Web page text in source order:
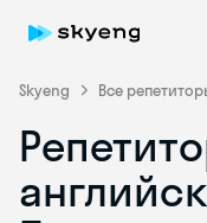
Skyeng Все